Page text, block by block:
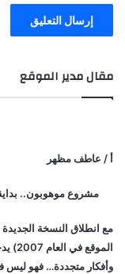
ا
ل
ب
مقال مدير الموقع
أ / عاطف مظهر
مشروع موهوبون..
مع انطلاق النسخة
وأفكار متجددة… فهو ليس